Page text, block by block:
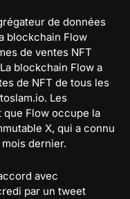
de données
blockchain Flow
de ventes NFT
blockchain Flow a
de NFT de tous les
Les
Flow occupe la
X, qui a connu
dernier.
avec
par un tweet